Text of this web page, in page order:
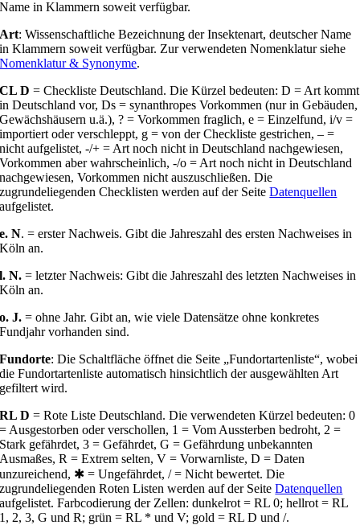
Name in Klammern soweit verfügbar.
Art: Wissenschaftliche Bezeichnung der Insektenart, deutscher Name
in Klammern soweit verfügbar. Zur verwendeten Nomenklatur siehe
Nomenklatur & Synonyme.
CL D = Checkliste Deutschland. Die Kürzel bedeuten: D = Art kommt
in Deutschland vor, Ds = synanthropes Vorkommen (nur in Gebäuden,
Gewächshäusern u.ä.), ? = Vorkommen fraglich, e = Einzelfund, i/v =
importiert oder verschleppt, g = von der Checkliste gestrichen, – =
nicht aufgelistet, -/+ = Art noch nicht in Deutschland nachgewiesen,
Vorkommen aber wahrscheinlich, -/o = Art noch nicht in Deutschland
nachgewiesen, Vorkommen nicht auszuschließen. Die
zugrundeliegenden Checklisten werden auf der SeiteDatenquellen
aufgelistet.
e. N. = erster Nachweis. Gibt die Jahreszahl des ersten Nachweises in
Köln an.
l. N. = letzter Nachweis: Gibt die Jahreszahl des letzten Nachweises in
Köln an.
o. J. = ohne Jahr. Gibt an, wie viele Datensätze ohne konkretes
Fundjahr vorhanden sind.
Fundorte: Die Schaltfläche öffnet die Seite „Fundortartenliste“, wobei
die Fundortartenliste automatisch hinsichtlich der ausgewählten Art
gefiltert wird.
RL D = Rote Liste Deutschland. Die verwendeten Kürzel bedeuten: 0
= Ausgestorben oder verschollen, 1 = Vom Aussterben bedroht, 2 =
Stark gefährdet, 3 = Gefährdet, G = Gefährdung unbekannten
Ausmaßes, R = Extrem selten, V = Vorwarnliste, D = Daten
unzureichend, ✱ = Ungefährdet, / = Nicht bewertet. Die
zugrundeliegenden Roten Listen werden auf der SeiteDatenquellen
aufgelistet. Farbcodierung der Zellen: dunkelrot = RL 0; hellrot = RL
1, 2, 3, G und R; grün = RL * und V; gold = RL D und /.